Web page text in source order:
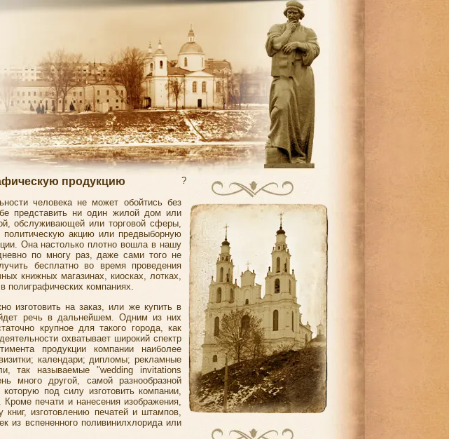
продукцию
человека не может обойтись без
представить ни один жилой дом или
обслуживающей или торговой сферы,
политическую акцию или предвыборную
Она настолько плотно вошла в нашу
по многу раз, даже сами того не
бесплатно во время проведения
книжных магазинах, киосках, лотках,
полиграфических компаниях.
изготовить на заказ, или же купить в
речь в дальнейшем. Одним из них
крупное для такого города, как
охватывает широкий спектр
продукции компании наиболее
календари; дипломы; рекламные
так называемые "wedding invitations
много другой, самой разнообразной
под силу изготовить компании,
печати и нанесения изображения,
книг, изготовлению печатей и штампов,
из вспененного поливинилхлорида или
?